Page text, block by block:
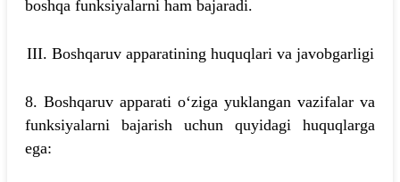
boshqa funksiyalarni ham bajaradi.
III. Boshqaruv apparatining huquqlari va javobgarligi
8. Boshqaruv apparati o‘ziga yuklangan vazifalar va
funksiyalarni bajarish uchun quyidagi huquqlarga
ega: